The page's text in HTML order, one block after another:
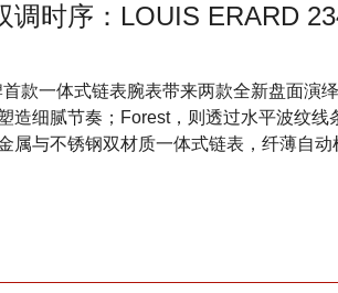
调时序：LOUIS ERARD
款一体式链表腕表带来两款全新盘面演
造细腻节奏；Forest，则透过水平波纹线
属与不锈钢双材质一体式链表，纤薄自动